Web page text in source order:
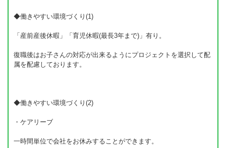
◆働きやすい環境づくり(1)
「産前産後休暇」「育児休暇(最長3年まで)」有り。
復職後はお子さんの対応が出来るようにプロジェクトを選択して配
属を配慮しております。
◆働きやすい環境づくり(2)
・ケアリーブ
一時間単位で会社をお休みすることができます。